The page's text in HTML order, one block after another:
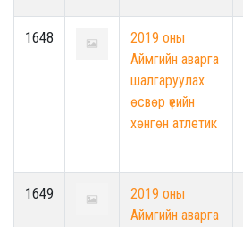
1648
2019 оны
Аймгийн аварга
шалгаруулах
өсвөр үеийн
хөнгөн атлетик
1649
2019 оны
Аймгийн аварга